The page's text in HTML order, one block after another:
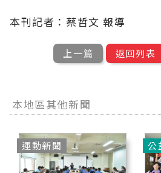
本刊記者：蔡哲文 報導
上一篇 返回列表
本地區其他新聞
運動新聞 公